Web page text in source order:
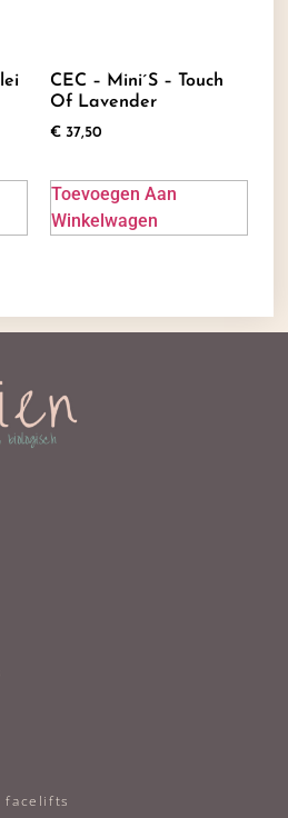
CEC – Mini´s – Touch
Of Lavender
€ 37,50
Toevoegen Aan
Winkelwagen
facelifts